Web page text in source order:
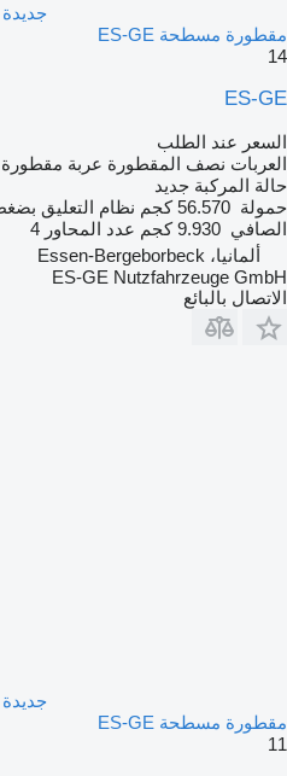
مقطورة مسطحة ES-GE
14
ES-GE
السعر عند الطلب
العربات نصف المقطورة عربة
حالة المركبة جديد
حمولة 56.570 كجم نظام التعليق
الصافي 9.930 كجم عدد المحاور 4
ألمانيا، Essen-Bergeborbeck
ES-GE Nutzfahrzeuge GmbH
الاتصال بالبائع
مقطورة مسطحة ES-GE
11